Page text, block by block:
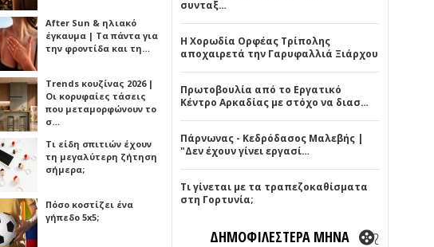
After Sun & ηλιακό
έγκαυμα | Τα πάντα για
την φροντίδα και τη…
Trends κουζίνας 2026 |
Οι κορυφαίες τάσεις
που μεταμορφώνουν το
σ…
Τι είδη σπιτιών έχουν
τη μεγαλύτερη ζήτηση
σήμερα;
Πόσο κοστίζει ένα
γήπεδο 5x5;
συνταξ…
Η Χορωδία Ορφέας Τρίπολης
αποχαιρετά την Γαρυφαλλιά Ξιάρχου
Πρωτοβουλία από το Εργατικό
Κέντρο Αρκαδίας με στόχο να διασ…
Πάρνωνας - Κεδρόδασος Μαλεβής |
"Δεν έχουν γίνει εργασί…
Τι γίνεται με τα τραπεζοκαθίσματα
στη Γορτυνία;
ΔΗΜΟΦΙΛΕΣΤΕΡΑ ΜΗΝΑ